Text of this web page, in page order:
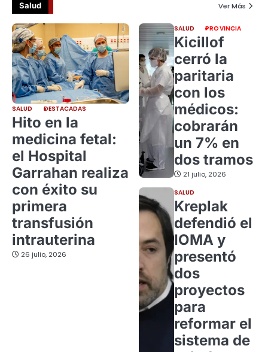
Salud Ver Más
SALUD DESTACADAS
Hito en la
medicina fetal:
el Hospital
Garrahan realiza
con éxito su
primera
transfusión
intrauterina
26 julio, 2026
SALUD PROVINCIA
Kicillof
cerró la
paritaria
con los
médicos:
cobrarán
un 7% en
dos tramos
21 julio, 2026
SALUD
Kreplak
defendió el
IOMA y
presentó
dos
proyectos
para
reformar el
sistema de